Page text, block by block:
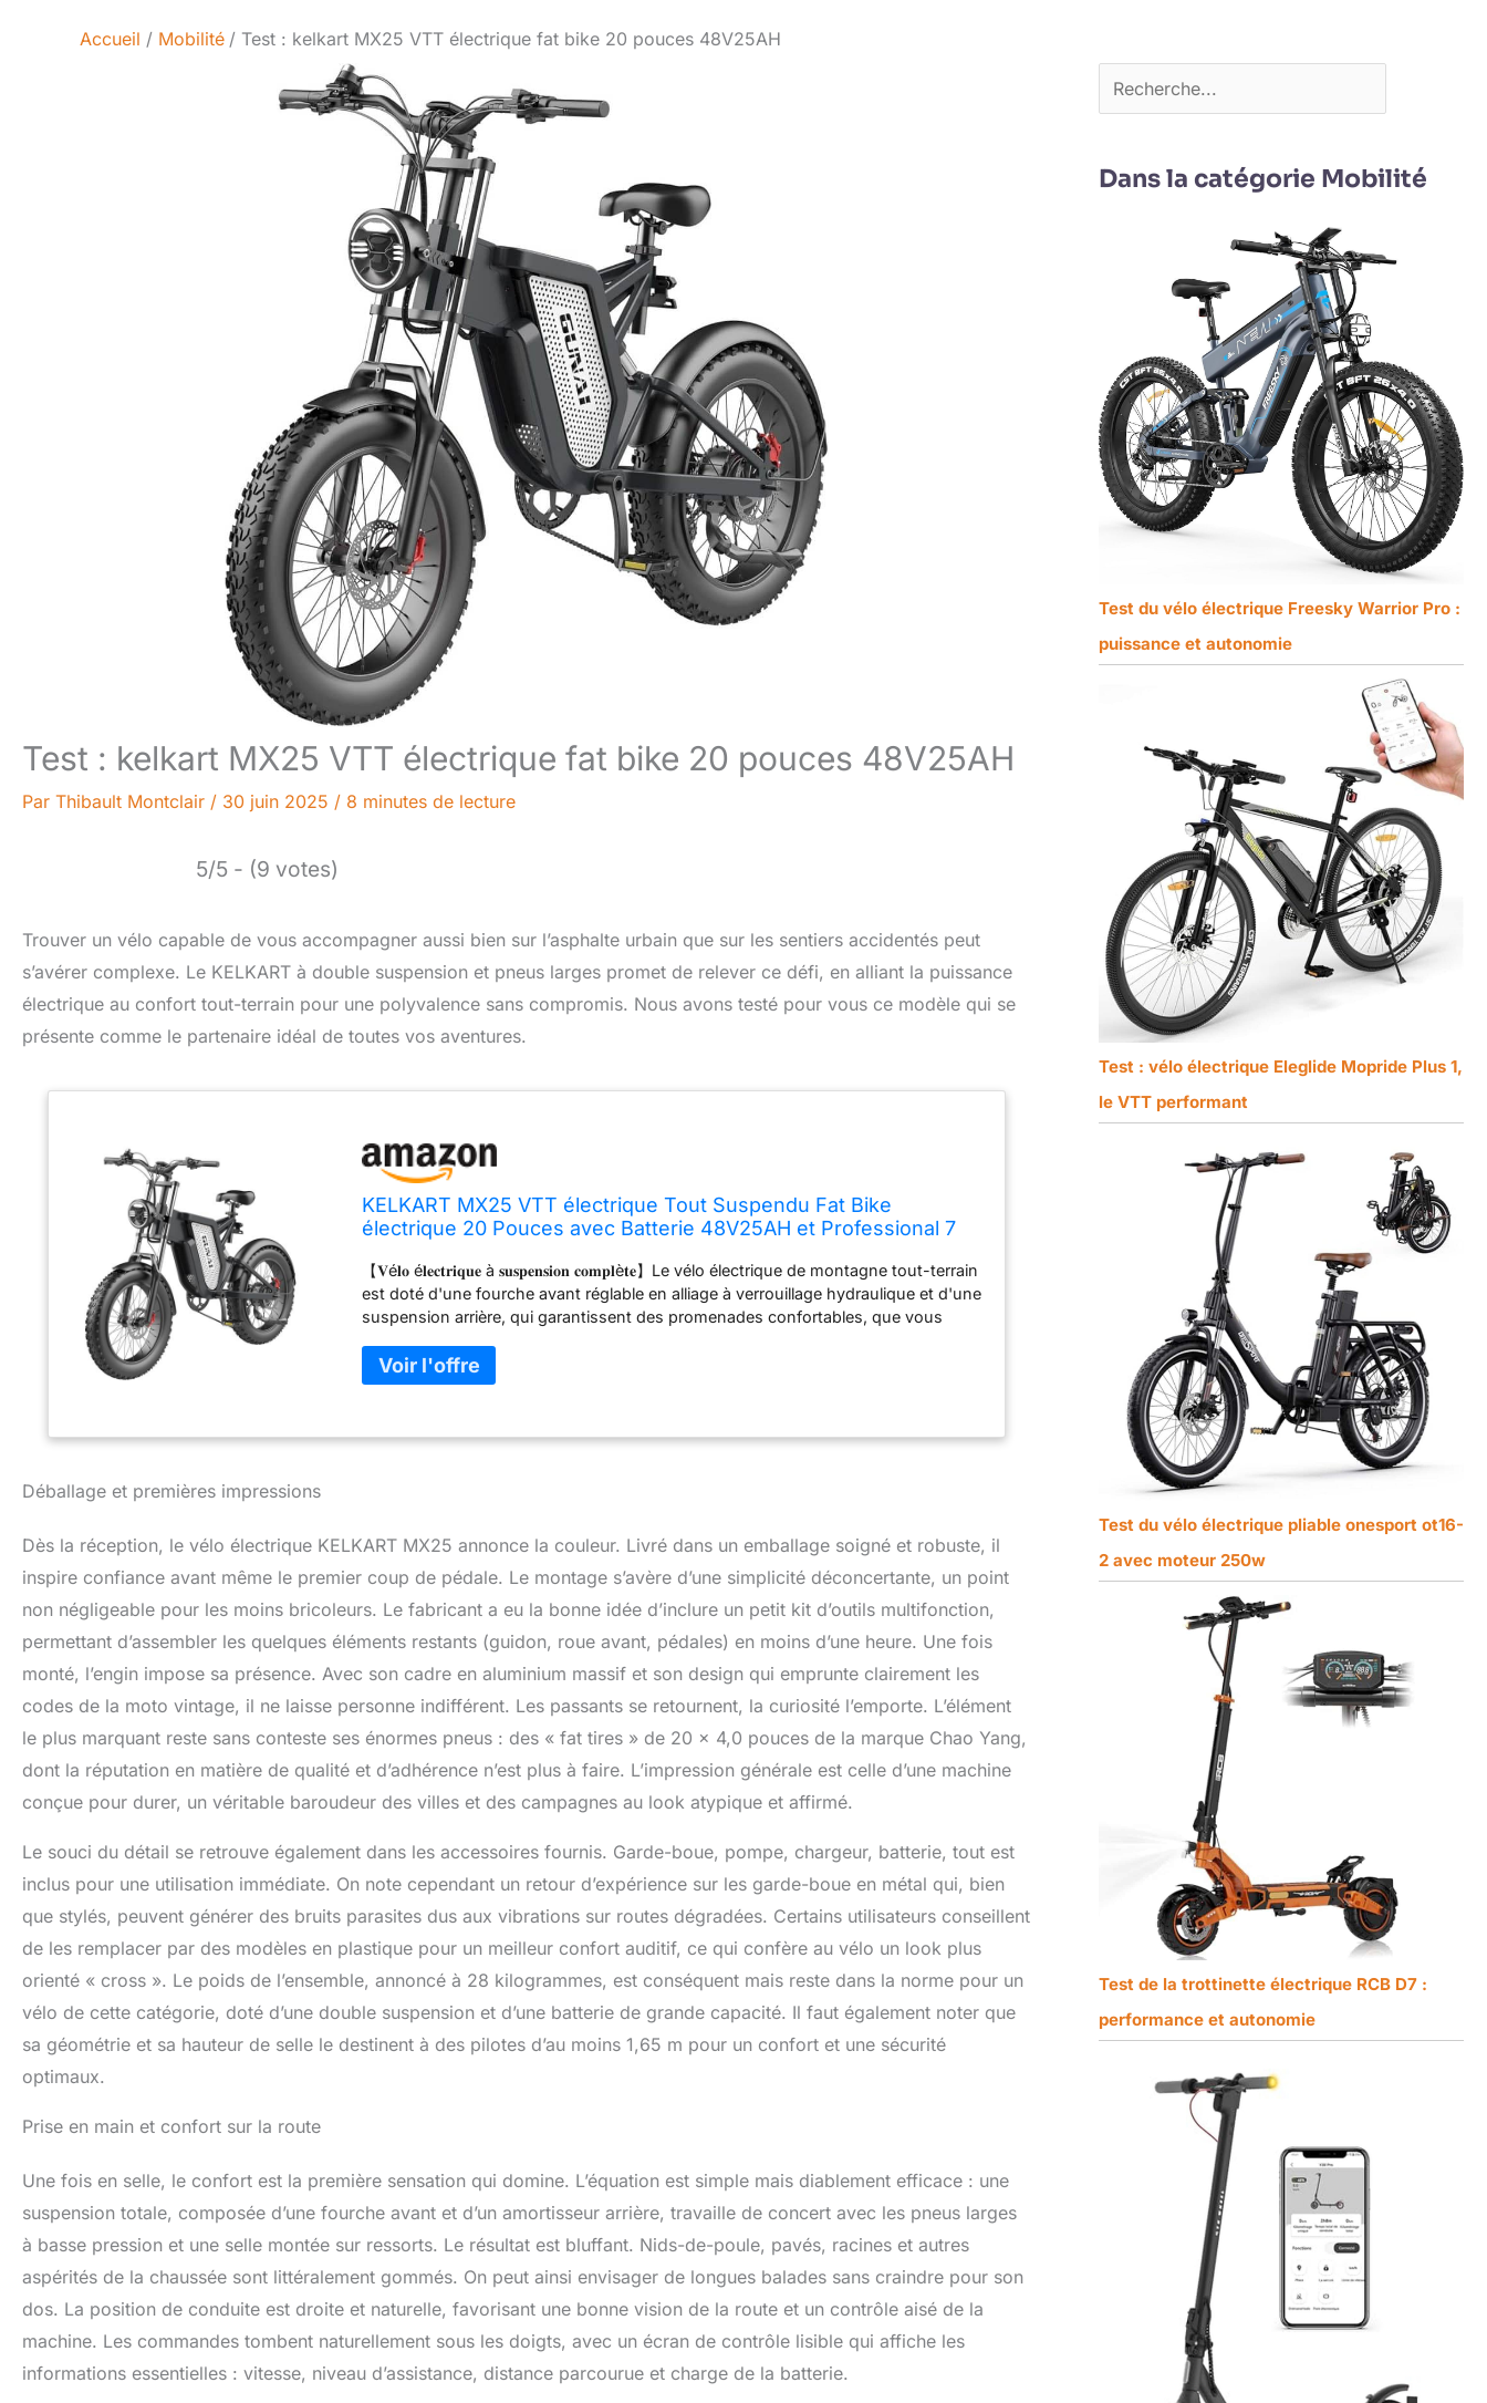
Accueil Mobilité Test : kelkart MX25 VTT électrique fat bike 20 pouces 48V25AH
Test : kelkart MX25 VTT électrique fat bike 20 pouces 48V25AH
Par Thibault Montclair / 30 juin 2025 / 8 minutes de lecture
5/5 - (9 votes)
Trouver un vélo capable de vous accompagner aussi bien sur l’asphalte urbain que sur les sentiers accidentés peut
s’avérer complexe. Le KELKART à double suspension et pneus larges promet de relever ce défi, en alliant la puissance
électrique au confort tout-terrain pour une polyvalence sans compromis. Nous avons testé pour vous ce modèle qui se
présente comme le partenaire idéal de toutes vos aventures.
KELKART MX25 VTT électrique Tout Suspendu Fat Bike
électrique 20 Pouces avec Batterie 48V25AH et Professional 7
【𝐕é𝐥𝐨 é𝐥𝐞𝐜𝐭𝐫𝐢𝐪𝐮𝐞 à 𝐬𝐮𝐬𝐩𝐞𝐧𝐬𝐢𝐨𝐧 𝐜𝐨𝐦𝐩𝐥è𝐭𝐞】Le vélo électrique de montagne tout-terrain
est doté d'une fourche avant réglable en alliage à verrouillage hydraulique et d'une
suspension arrière, qui garantissent des promenades confortables, que vous
pentes de gravier. 【𝐕é𝐥𝐨 𝐝𝐞 𝐦𝐨𝐧𝐭𝐚𝐠𝐧𝐞 é𝐥𝐞𝐜𝐭𝐫𝐢𝐪𝐮𝐞 𝐝𝐞 𝟐𝟎 𝐩𝐨𝐮𝐜𝐞𝐬】Le VTT à gros pneus
MX25 peut gérer presque tous les terrains, les gros pneus saisissent vraiment la
manœuvres, ajouteraient du confort et de la capacité à rouler hors des sentiers
assistance au pédalage. L'option longue autonomie vous permet d'arriver là où
vous devez aller sans avoir à le faire. avoir peur de manquer de jus. Il dispose de 2
amovible, plus pratique. 【𝐏𝐞𝐫𝐟𝐨𝐫𝐦𝐚𝐧𝐜𝐞𝐬 𝐝𝐞 𝐟𝐫𝐞𝐢𝐧𝐚𝐠𝐞 𝐬𝐮𝐩é𝐫𝐢𝐞𝐮𝐫𝐞𝐬】Le vélo électrique
équipé de deux freins à huile hydrauliques offre une puissance de freinage
suffisante, même dans les conditions les plus difficiles, tandis que les freins ultra-
sensibles font de même sur les pentes raides un jeu d'enfant. Un freinage fiable
est essentiel que vous soyez en ville ou à la campagne, car il vous aide à vous
arrêter rapidement. 【𝐏𝐥𝐮𝐬𝐢𝐞𝐮𝐫𝐬 𝐦𝐨𝐝𝐞𝐬 𝐝𝐞 𝐜𝐨𝐧𝐝𝐮𝐢𝐭𝐞】Le MX25 dispose de 3 modes,
plus une transmission à 7 vitesses pour un réglage rapide, facile et fiable de la
vitesse, rendant votre conduite encore plus facile. L'écran LCD intelligent affiche
diverses informations telles que la vitesse, la distance et le niveau de la batterie, et
conduite plus intelligente et plus facile.
Déballage et premières impressions
Dès la réception, le vélo électrique KELKART MX25 annonce la couleur. Livré dans un emballage soigné et robuste, il
inspire confiance avant même le premier coup de pédale. Le montage s’avère d’une simplicité déconcertante, un point
non négligeable pour les moins bricoleurs. Le fabricant a eu la bonne idée d’inclure un petit kit d’outils multifonction,
permettant d’assembler les quelques éléments restants (guidon, roue avant, pédales) en moins d’une heure. Une fois
monté, l’engin impose sa présence. Avec son cadre en aluminium massif et son design qui emprunte clairement les
codes de la moto vintage, il ne laisse personne indifférent. Les passants se retournent, la curiosité l’emporte. L’élément
le plus marquant reste sans conteste ses énormes pneus : des « fat tires » de 20 x 4,0 pouces de la marque Chao Yang,
dont la réputation en matière de qualité et d’adhérence n’est plus à faire. L’impression générale est celle d’une machine
conçue pour durer, un véritable baroudeur des villes et des campagnes au look atypique et affirmé.
Le souci du détail se retrouve également dans les accessoires fournis. Garde-boue, pompe, chargeur, batterie, tout est
inclus pour une utilisation immédiate. On note cependant un retour d’expérience sur les garde-boue en métal qui, bien
que stylés, peuvent générer des bruits parasites dus aux vibrations sur routes dégradées. Certains utilisateurs conseillent
de les remplacer par des modèles en plastique pour un meilleur confort auditif, ce qui confère au vélo un look plus
orienté « cross ». Le poids de l’ensemble, annoncé à 28 kilogrammes, est conséquent mais reste dans la norme pour un
vélo de cette catégorie, doté d’une double suspension et d’une batterie de grande capacité. Il faut également noter que
sa géométrie et sa hauteur de selle le destinent à des pilotes d’au moins 1,65 m pour un confort et une sécurité
optimaux.
Prise en main et confort sur la route
Une fois en selle, le confort est la première sensation qui domine. L’équation est simple mais diablement efficace : une
suspension totale, composée d’une fourche avant et d’un amortisseur arrière, travaille de concert avec les pneus larges
à basse pression et une selle montée sur ressorts. Le résultat est bluffant. Nids-de-poule, pavés, racines et autres
aspérités de la chaussée sont littéralement gommés. On peut ainsi envisager de longues balades sans craindre pour son
dos. La position de conduite est droite et naturelle, favorisant une bonne vision de la route et un contrôle aisé de la
machine. Les commandes tombent naturellement sous les doigts, avec un écran de contrôle lisible qui affiche les
informations essentielles : vitesse, niveau d’assistance, distance parcourue et charge de la batterie.
Dans la catégorie Mobilité
Test du vélo électrique Freesky Warrior Pro :
puissance et autonomie
Test : vélo électrique Eleglide Mopride Plus 1,
le VTT performant
Test du vélo électrique pliable onesport ot16-
2 avec moteur 250w
Test de la trottinette électrique RCB D7 :
performance et autonomie